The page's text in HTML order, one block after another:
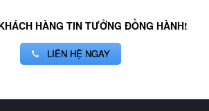
HÀNG TIN TƯỞNG ĐỒNG HÀNH!
LIÊN HỆ NGAY